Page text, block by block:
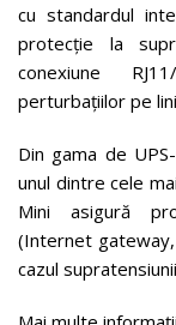
cu standardul
protecție la
conexiune
perturbațiilor pe
Din gama de
unul dintre cele
Mini asigură
(Internet
cazul